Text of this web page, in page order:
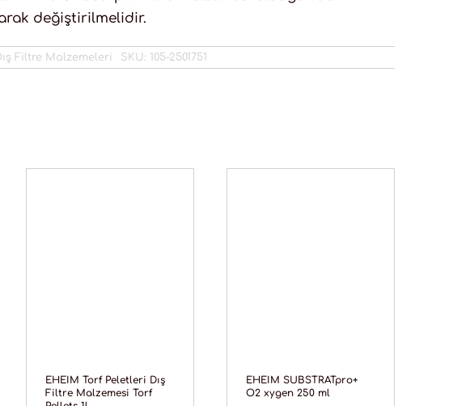
değiştirilmelidir.
Filtre Malzemeleri SKU: 105-2501751
EHEIM Torf Peletleri Dış
Filtre Malzemesi Torf
EHEIM SUBSTRATpro+
O2 xygen 250 ml